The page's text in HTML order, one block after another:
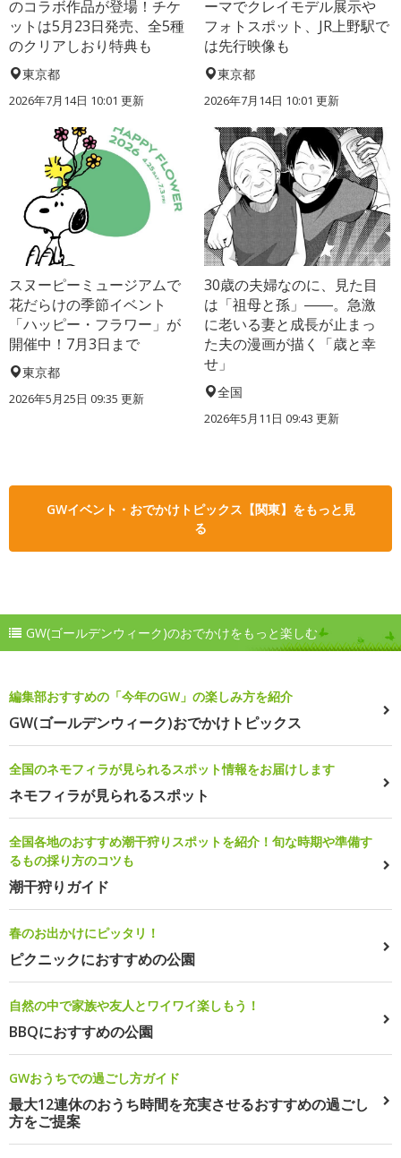
のコラボ作品が登場！チケ
ットは5月23日発売、全5種
のクリアしおり特典も
東京都
2026年7月14日 10:01 更新
ーマでクレイモデル展示や
フォトスポット、JR上野駅で
は先行映像も
東京都
2026年7月14日 10:01 更新
スヌーピーミュージアムで
花だらけの季節イベント
「ハッピー・フラワー」が
開催中！7月3日まで
東京都
2026年5月25日 09:35 更新
30歳の夫婦なのに、見た目
は「祖母と孫」――。急激
に老いる妻と成長が止まっ
た夫の漫画が描く「歳と幸
せ」
全国
2026年5月11日 09:43 更新
GWイベント・おでかけトピックス【関東】をもっと見
る
GW(ゴールデンウィーク)のおでかけをもっと楽しむ
編集部おすすめの「今年のGW」の楽しみ方を紹介
GW(ゴールデンウィーク)おでかけトピックス
全国のネモフィラが見られるスポット情報をお届けします
ネモフィラが見られるスポット
全国各地のおすすめ潮干狩りスポットを紹介！旬な時期や準備す
るもの採り方のコツも
潮干狩りガイド
春のお出かけにピッタリ！
ピクニックにおすすめの公園
自然の中で家族や友人とワイワイ楽しもう！
BBQにおすすめの公園
GWおうちでの過ごし方ガイド
最大12連休のおうち時間を充実させるおすすめの過ごし
方をご提案